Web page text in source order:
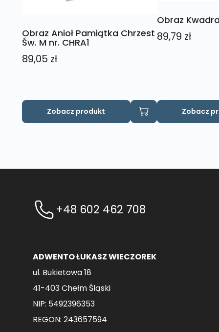
Obraz Anioł Pamiątka Chrzest
Św. M nr. CHRA1
89,05 zł
Zobacz produkt
Obraz
89,79 zł
Zobacz
+48 602 462 708
ADWENTO ŁUKASZ WIECZOREK
ul. Bukietowa 18
41-403 Chełm Śląski
NIP: 5492396353
REGON: 243657594